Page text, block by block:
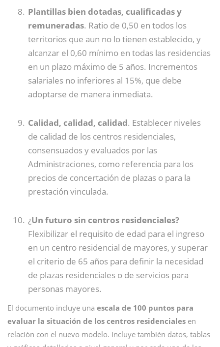
Plantillas bien dotadas, cualificadas y
remuneradas. Ratio de 0,50 en todos los
territorios que aun no lo tienen establecido, y
alcanzar el 0,60 mínimo en todas las residencias
en un plazo máximo de 5 años. Incrementos
salariales no inferiores al 15%, que debe
adoptarse de manera inmediata.
Calidad, calidad, calidad. Establecer niveles
de calidad de los centros residenciales,
consensuados y evaluados por las
Administraciones, como referencia para los
precios de concertación de plazas o para la
prestación vinculada.
¿Un futuro sin centros residenciales?
Flexibilizar el requisito de edad para el ingreso
en un centro residencial de mayores, y superar
el criterio de 65 años para definir la necesidad
de plazas residenciales o de servicios para
personas mayores.
El documento incluye una escala de 100 puntos para
evaluar la situación de los centros residenciales en
relación con el nuevo modelo. Incluye también datos, tablas